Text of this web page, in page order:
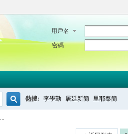
用戶名
密碼
熱搜: 李學勤 居延新簡 里耶秦簡